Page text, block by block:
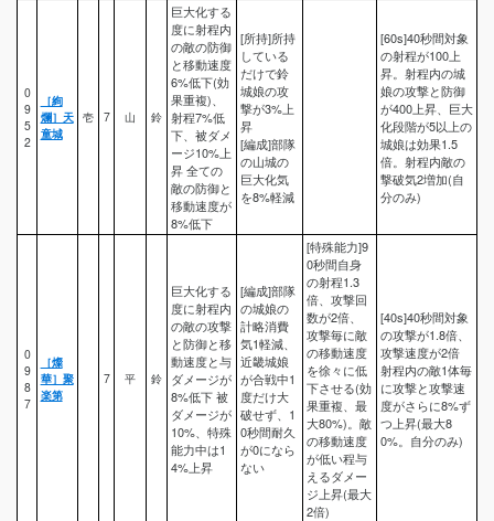
0
9
5
2
［絢
爛］天
童城
壱 7 山 鈴
巨大化する
度に射程内
の敵の防御
と移動速度
6%低下(効
果重複)、
射程7%低
下、被ダメ
ージ10%上
昇 全ての
敵の防御と
移動速度が
8%低下
[所持]所持
している
だけで鈴
城娘の攻
撃が3%上
昇
[編成]部隊
の山城の
巨大化気
を8%軽減
[60s]40秒間対象
の射程が100上
昇。射程内の城
娘の攻撃と防御
が400上昇、巨大
化段階が5以上の
城娘は効果1.5
倍。射程内敵の
撃破気2増加(自
分のみ)
0
9
8
7
［燦
華］聚
楽第
7 平 鈴
巨大化する
度に射程内
の敵の攻撃
と防御と移
動速度と与
ダメージが
8%低下 被
ダメージが
10%、特殊
能力中は1
4%上昇
[編成]部隊
の城娘の
計略消費
気1軽減、
近畿城娘
が合戦中1
度だけ大
破せず、1
0秒間耐久
が0になら
ない
[特殊能力]9
0秒間自身
の射程1.3
倍、攻撃回
数が2倍、
攻撃毎に敵
の移動速度
を徐々に低
下させる(効
果重複、最
大80%)。敵
の移動速度
が低い程与
えるダメー
ジ上昇(最大
2倍)
[40s]40秒間対象
の攻撃が1.8倍、
攻撃速度が2倍
射程内の敵1体毎
に攻撃と攻撃速
度がさらに8%ず
つ上昇(最大8
0%。自分のみ)